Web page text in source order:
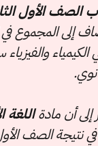
الأول
إلى المجموع
الكيمياء
إلى أن مادةاللغة
نتيجة الصف